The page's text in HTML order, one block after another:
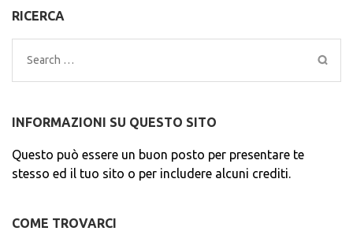
RICERCA
Search
for:
INFORMAZIONI SU QUESTO SITO
Questo può essere un buon posto per presentare te
stesso ed il tuo sito o per includere alcuni crediti.
COME TROVARCI